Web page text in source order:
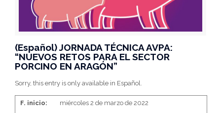
(Español) JORNADA TÉCNICA AVPA:
“NUEVOS RETOS PARA EL SECTOR
PORCINO EN ARAGÓN”
Sorry, this entry is only available in Español.
F. inicio:
miércoles 2 de marzo de 2022